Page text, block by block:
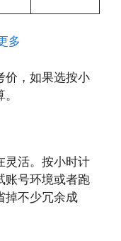
多
价，如果选按小
灵活。按小时计
账号环境或者跑
掉不少冗余成